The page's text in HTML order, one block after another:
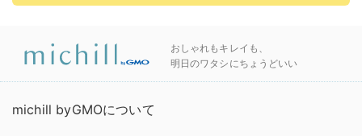
おしゃれもキレイも、
明日のワタシにちょうどいい
michill byGMOについて